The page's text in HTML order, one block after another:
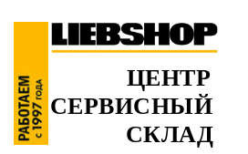
ЦЕНТР
СЕРВИСНЫЙ
СКЛАД